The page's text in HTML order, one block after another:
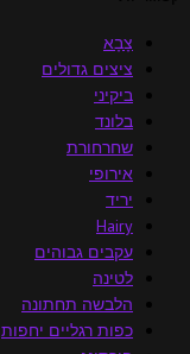
צָבָא
ציצים גדולים
ביקיני
בלונד
שחרחורת
אירופי
יריד
Hairy
עקבים גבוהים
לטינה
הלבשה תחתונה
כפות רגליים יחפות